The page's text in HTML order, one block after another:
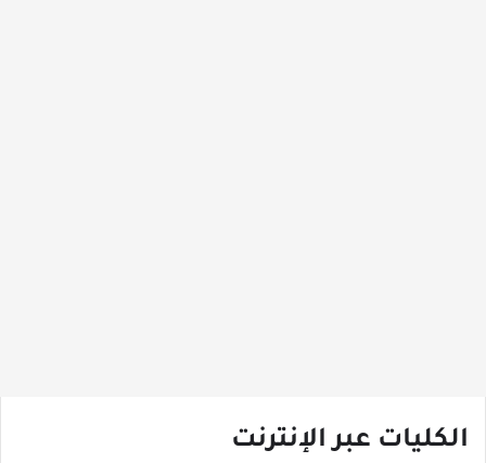
الكليات عبر الإنترنت